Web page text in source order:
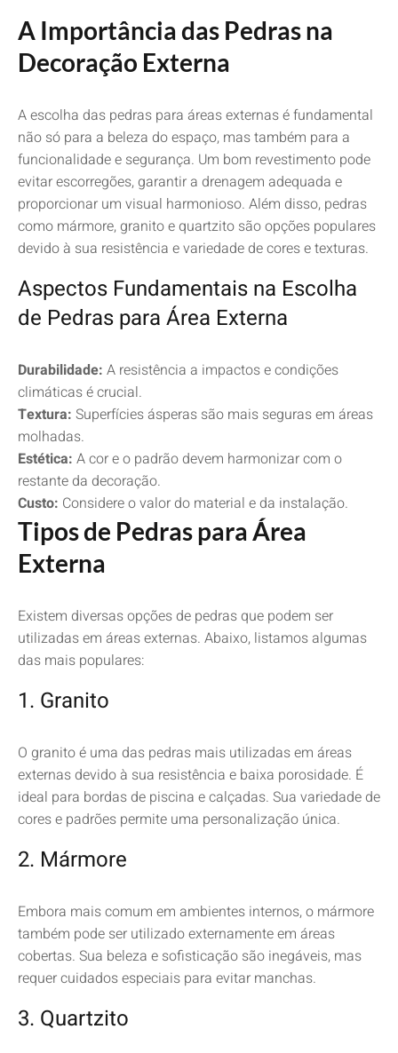
A Importância das Pedras na
Decoração Externa
A escolha das pedras para áreas externas é fundamental
não só para a beleza do espaço, mas também para a
funcionalidade e segurança. Um bom revestimento pode
evitar escorregões, garantir a drenagem adequada e
proporcionar um visual harmonioso. Além disso, pedras
como mármore, granito e quartzito são opções populares
devido à sua resistência e variedade de cores e texturas.
Aspectos Fundamentais na Escolha
de Pedras para Área Externa
Durabilidade: A resistência a impactos e condições
climáticas é crucial.
Textura: Superfícies ásperas são mais seguras em áreas
molhadas.
Estética: A cor e o padrão devem harmonizar com o
restante da decoração.
Custo: Considere o valor do material e da instalação.
Tipos de Pedras para Área
Externa
Existem diversas opções de pedras que podem ser
utilizadas em áreas externas. Abaixo, listamos algumas
das mais populares:
1. Granito
O granito é uma das pedras mais utilizadas em áreas
externas devido à sua resistência e baixa porosidade. É
ideal para bordas de piscina e calçadas. Sua variedade de
cores e padrões permite uma personalização única.
2. Mármore
Embora mais comum em ambientes internos, o mármore
também pode ser utilizado externamente em áreas
cobertas. Sua beleza e sofisticação são inegáveis, mas
requer cuidados especiais para evitar manchas.
3. Quartzito